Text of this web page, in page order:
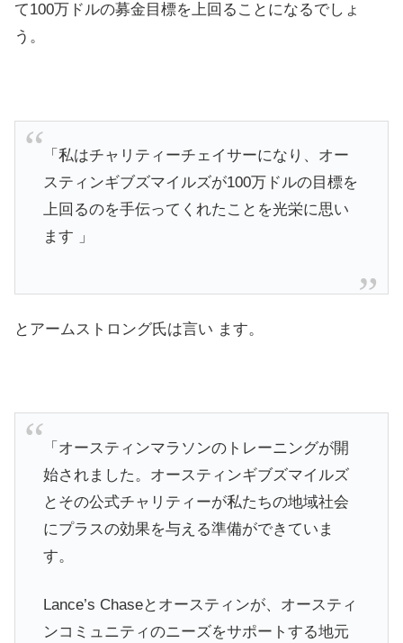
て100万ドルの募金目標を上回ることになるでしょ
う。
「私はチャリティーチェイサーになり、オー
スティンギブズマイルズが100万ドルの目標を
上回るのを手伝ってくれたことを光栄に思い
ます 」
とアームストロング氏は言い ます。
「オースティンマラソンのトレーニングが開
始されました。オースティンギブズマイルズ
とその公式チャリティーが私たちの地域社会
にプラスの効果を与える準備ができていま
す。
Lance’s Chaseとオースティンが、オースティ
ンコミュニティのニーズをサポートする地元